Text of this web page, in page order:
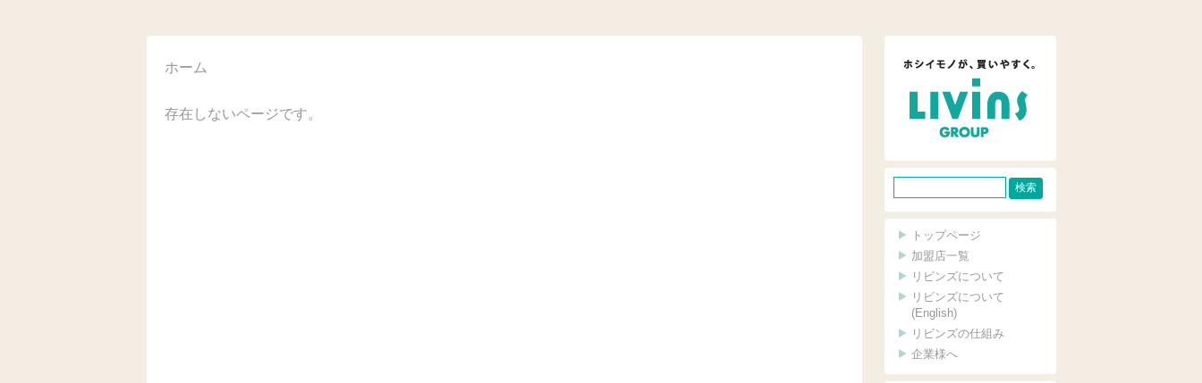
ホーム
存在しないページです。
イ
ト
内
検
索
トップページ
加盟店一覧
リビンズについて
リビンズについて
(English)
リビンズの仕組み
企業様へ